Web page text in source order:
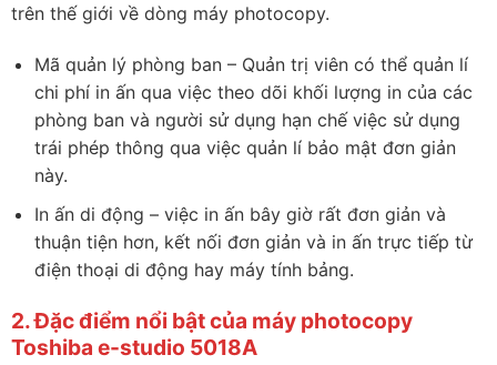
trên thế giới về dòng máy photocopy.
Mã quản lý phòng ban – Quản trị viên có thể quản lí
chi phí in ấn qua việc theo dõi khối lượng in của các
phòng ban và người sử dụng hạn chế việc sử dụng
trái phép thông qua việc quản lí bảo mật đơn giản
này.
In ấn di động – việc in ấn bây giờ rất đơn giản và
thuận tiện hơn, kết nối đơn giản và in ấn trực tiếp từ
điện thoại di động hay máy tính bảng.
2. Đặc điểm nổi bật của máy photocopy
Toshiba e-studio 5018A